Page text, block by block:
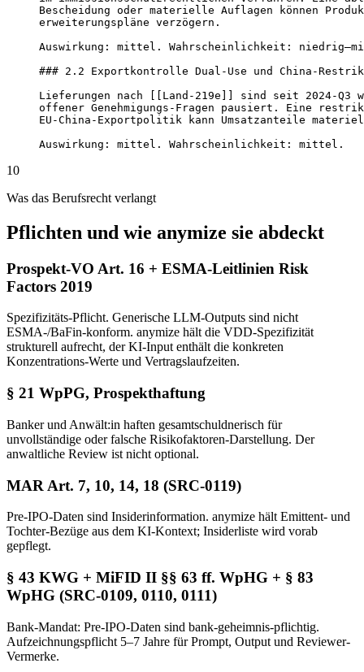
Bescheidung oder materielle Auflagen können
erweiterungspläne verzögern.
Auswirkung: mittel. Wahrscheinlichkeit:
### 2.2 Exportkontrolle Dual-Use und China-
Lieferungen nach [[Land-219e]] sind seit 2024-Q3
offener Genehmigungs-Fragen pausiert. Eine
EU-China-Exportpolitik kann Umsatzanteile
Auswirkung: mittel. Wahrscheinlichkeit: mittel.
10
Was das Berufsrecht verlangt
Pflichten und wie anymize sie abdeckt
Prospekt-VO Art. 16 + ESMA-Leitlinien Risk
Factors 2019
Spezifizitäts-Pflicht. Generische LLM-Outputs sind nicht
ESMA-/BaFin-konform. anymize hält die VDD-Spezifizität
strukturell aufrecht, der KI-Input enthält die konkreten
Konzentrations-Werte und Vertragslaufzeiten.
§ 21 WpPG, Prospekthaftung
Banker und Anwält:in haften gesamtschuldnerisch für
unvollständige oder falsche Risikofaktoren-Darstellung. Der
anwaltliche Review ist nicht optional.
MAR Art. 7, 10, 14, 18 (SRC-0119)
Pre-IPO-Daten sind Insiderinformation. anymize hält Emittent- und
Tochter-Bezüge aus dem KI-Kontext; Insiderliste wird vorab
gepflegt.
§ 43 KWG + MiFID II §§ 63 ff. WpHG + § 83
WpHG (SRC-0109, 0110, 0111)
Bank-Mandat: Pre-IPO-Daten sind bank-geheimnis-pflichtig.
Aufzeichnungspflicht 5–7 Jahre für Prompt, Output und Reviewer-
Vermerke.